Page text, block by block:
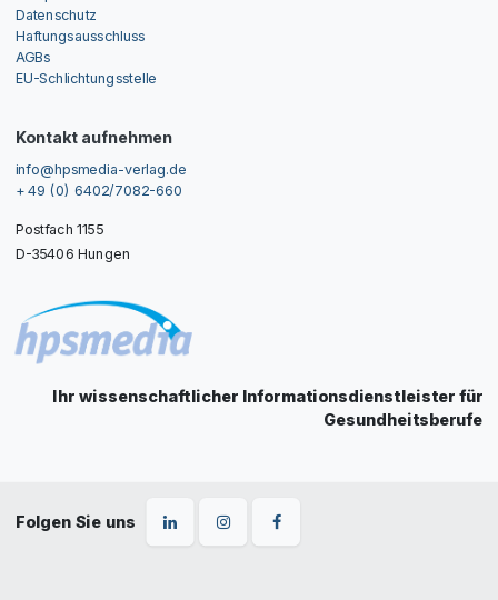
Datenschutz
Haftungsausschluss
AGBs
EU-Schlichtungsstelle
Kontakt aufnehmen
info@hpsmedia-verlag.de
+ 49 (0) 6402/7082-660
Postfach 1155
D-35406 Hungen
Ihr wissenschaftlicher Informationsdienstleister für
Gesundheitsberufe
Folgen Sie uns